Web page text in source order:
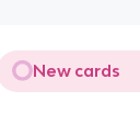
New cards